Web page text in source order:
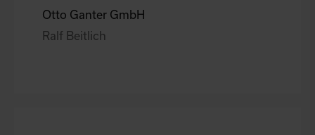
Otto Ganter GmbH
Ralf Beitlich